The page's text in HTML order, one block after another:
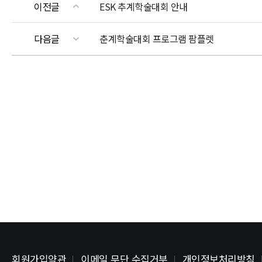
이전글 ESK 추계학술대회 안내
다음글 춘계학술대회 프로그램 팜플렛
회원가입약관 이메일 무단 수집거부 개인정보처리방침